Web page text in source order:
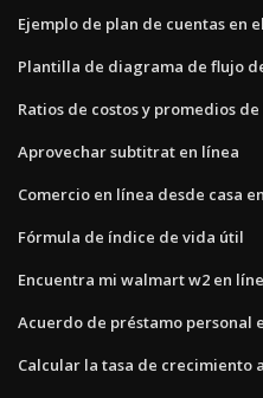
Ejemplo de plan de cuentas en
Plantilla de diagrama de flujo
Ratios de costos y promedios
Aprovechar subtitrat en línea
Comercio en línea desde casa
Fórmula de índice de vida útil
Encuentra mi walmart w2 en
Acuerdo de préstamo personal
Calcular la tasa de crecimiento